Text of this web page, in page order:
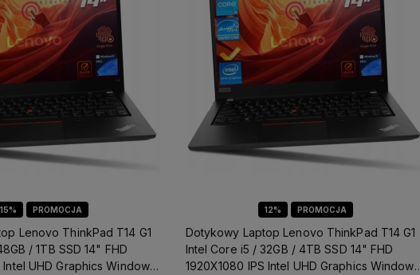
15% PROMOCJA
Lenovo ThinkPad T14 G1
/ 1TB SSD 14" FHD
Intel UHD Graphics Windows
12% PROMOCJA
Dotykowy Laptop Lenovo ThinkPad T14 G1
Intel Core i5 / 32GB / 4TB SSD 14" FHD
1920X1080 IPS Intel UHD Graphics Windows